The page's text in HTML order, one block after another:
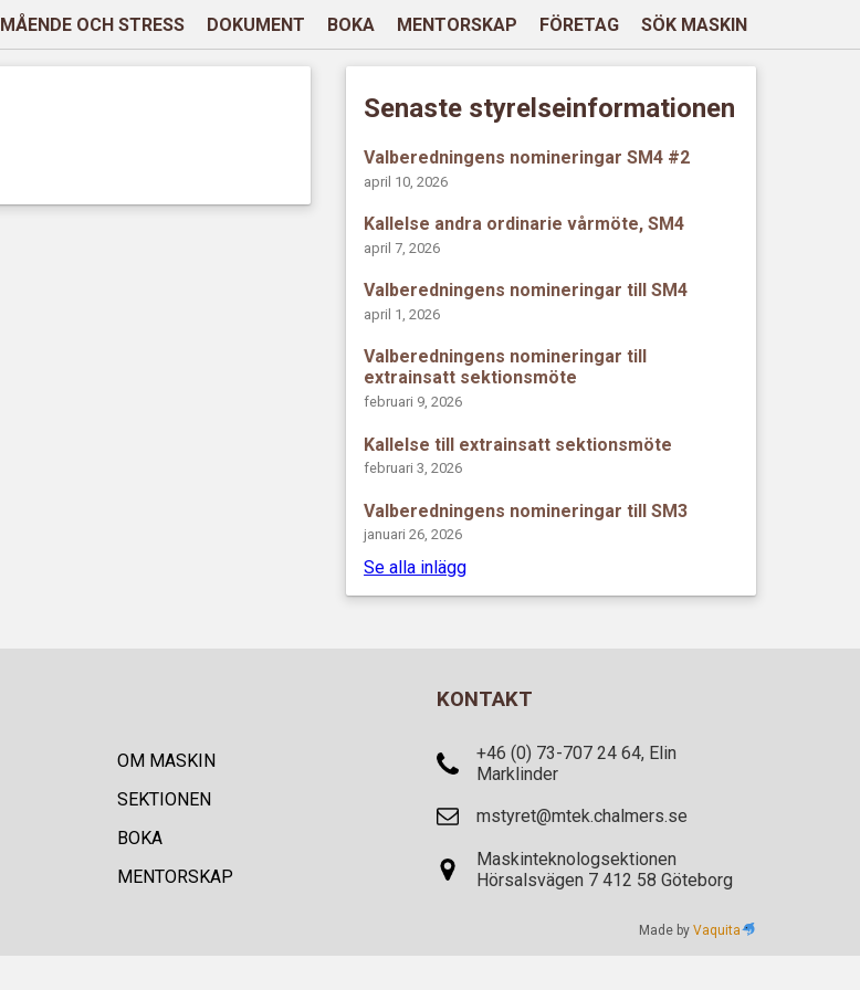
MÅENDE OCH STRESS DOKUMENT BOKA MENTORSKAP FÖRETAG SÖK MASKIN
Senaste styrelseinformationen
Valberedningens nomineringar SM4 #2
april 10, 2026
Kallelse andra ordinarie vårmöte, SM4
april 7, 2026
Valberedningens nomineringar till SM4
april 1, 2026
Valberedningens nomineringar till
extrainsatt sektionsmöte
februari 9, 2026
Kallelse till extrainsatt sektionsmöte
februari 3, 2026
Valberedningens nomineringar till SM3
januari 26, 2026
Se alla inlägg
OM MASKIN
SEKTIONEN
BOKA
MENTORSKAP
KONTAKT
+46 (0) 73-707 24 64, Elin
Marklinder
mstyret@mtek.chalmers.se
Maskinteknologsektionen
Hörsalsvägen 7 412 58 Göteborg
Made byVaquita